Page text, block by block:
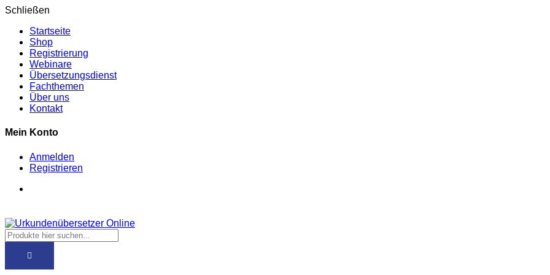
Schließen
Startseite
Shop
Registrierung
Webinare
Übersetzungsdienst
Fachthemen
Über uns
Kontakt
Mein Konto
Anmelden
Registrieren